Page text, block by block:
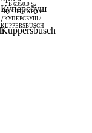
B 6350.0 S2
ЧЕРНЫЙ ХРОМ
КУПЕРСБУШ /
KUPPERSBUSCH